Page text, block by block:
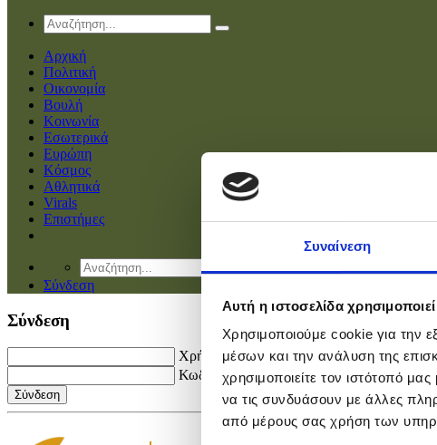
Συναίνεση
Αυτή η ιστοσελίδα
Χρησιμοποιούμε cookie για την
μέσων και την ανάλυση της
χρησιμοποιείτε τον ιστότοπό
να τις συνδυάσουν με άλλες
από μέρους σας χρήση των
Αρχική
Πολιτική
Οικονομία
Βουλή
Κοινωνία
Εσωτερικά
Ευρώπη
Κόσμος
Αθλητικά
Virals
Επιστήμες
Σύνδεση
Σύνδεση
Χρήστης
Κωδικός